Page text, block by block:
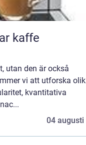
kaffe
utan den är också
vi att utforska
kvantitativa
04 augusti